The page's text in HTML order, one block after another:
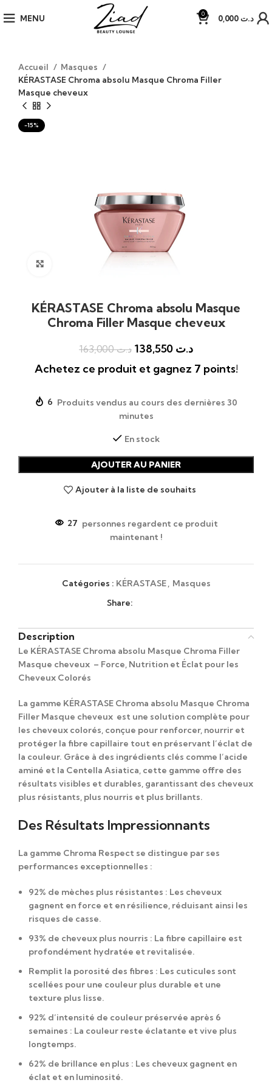
MENU 0 د.ت
Accueil
Masques
KÉRASTASE Chroma absolu Masque Chroma Filler
Masque cheveux
-15%
KÉRASTASE Chroma absolu Masque
Chroma Filler Masque cheveux
د.ت163,000 د.ت
Achetez ce produit et gagnez 7 points!
6 Produits vendus au cours des dernières 30
minutes
En stock
AJOUTER AU PANIER
Ajouter à la liste de souhaits
27 personnes regardent ce produit
maintenant !
Catégories : KÉRASTASE
Masques
Share:
Description
Le KÉRASTASE Chroma absolu Masque Chroma Filler
Masque cheveux – Force, Nutrition et Éclat pour les
Cheveux Colorés
La gamme KÉRASTASE Chroma absolu Masque Chroma
Filler Masque cheveux est une solution complète pour
les cheveux colorés, conçue pour renforcer, nourrir et
protéger la fibre capillaire tout en préservant l’éclat de
la couleur. Grâce à des ingrédients clés comme l’acide
aminé et la Centella Asiatica, cette gamme offre des
résultats visibles et durables, garantissant des cheveux
plus résistants, plus nourris et plus brillants.
Des Résultats Impressionnants
La gamme Chroma Respect se distingue par ses
performances exceptionnelles :
92% de mèches plus résistantes : Les cheveux
gagnent en force et en résilience, réduisant ainsi les
risques de casse.
93% de cheveux plus nourris : La fibre capillaire est
profondément hydratée et revitalisée.
Remplit la porosité des fibres : Les cuticules sont
scellées pour une couleur plus durable et une
texture plus lisse.
92% d’intensité de couleur préservée après 6
semaines : La couleur reste éclatante et vive plus
longtemps.
62% de brillance en plus : Les cheveux gagnent en
éclat et en luminosité.